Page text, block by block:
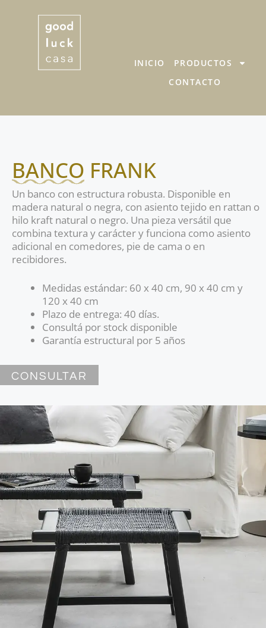
INICIO
PRODUCTOS
CONTACTO
BANCO FRANK
Un banco con estructura robusta. Disponible en
madera natural o negra, con asiento tejido en rattan o
hilo kraft natural o negro. Una pieza versátil que
combina textura y carácter y funciona como asiento
adicional en comedores, pie de cama o en
recibidores.
Medidas estándar: 60 x 40 cm, 90 x 40 cm y
120 x 40 cm
Plazo de entrega: 40 días.
Consultá por stock disponible
Garantía estructural por 5 años
CONSULTAR